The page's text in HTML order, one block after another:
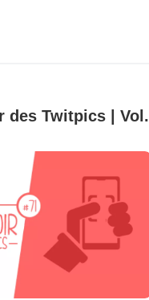
des Twitpics | Vol.